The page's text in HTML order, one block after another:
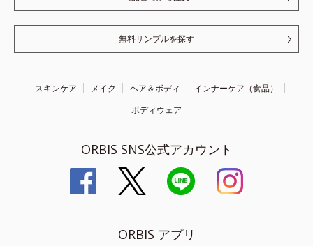
無料サンプルを探す
スキンケア メイク ヘア＆ボディ
インナーケア（食品）
ボディウェア
ORBIS SNS公式アカウント
ORBIS アプリ